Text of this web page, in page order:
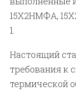
15Х2НМФА,
1.
Настоящий
требования к
термической